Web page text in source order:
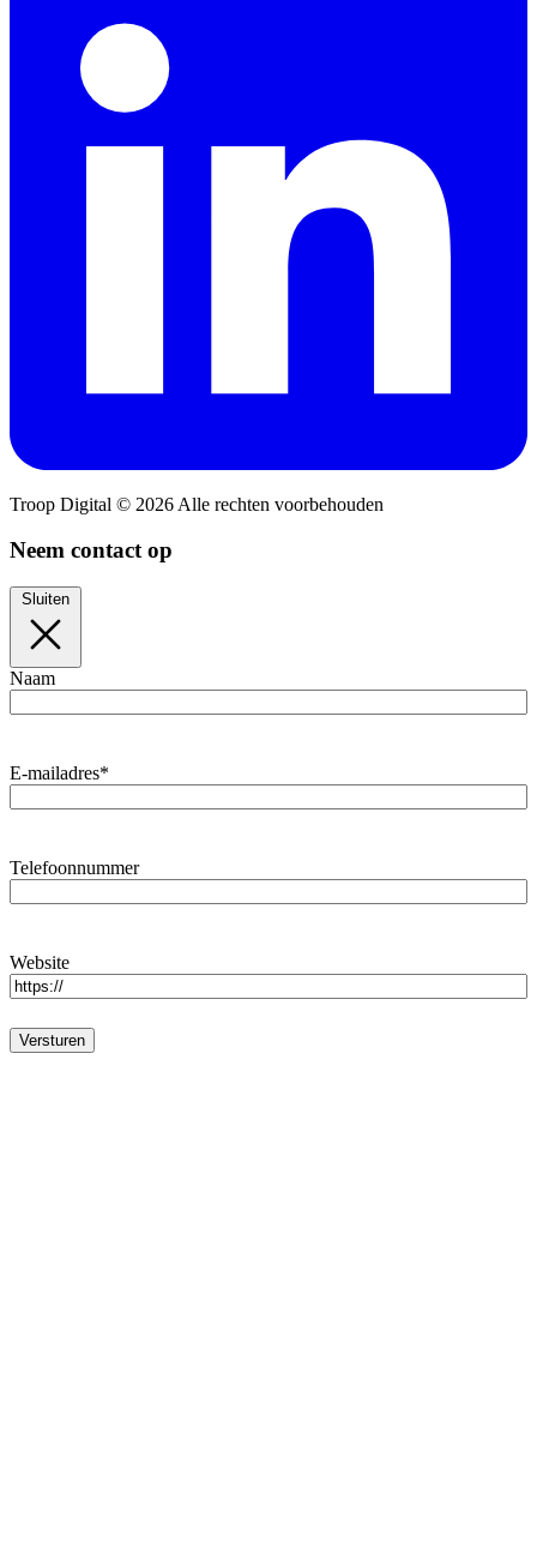
Troop Digital © 2026 Alle rechten voorbehouden
Neem contact op
Sluiten
Naam
E-mailadres*
Telefoonnummer
Website
Versturen